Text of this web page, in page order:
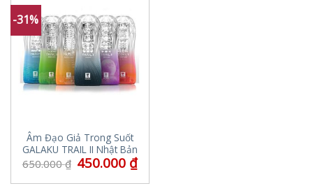
-31%
Âm Đạo Giả Trong Suốt
GALAKU TRAIL II Nhật Bản
650.000₫ 450.000 ₫